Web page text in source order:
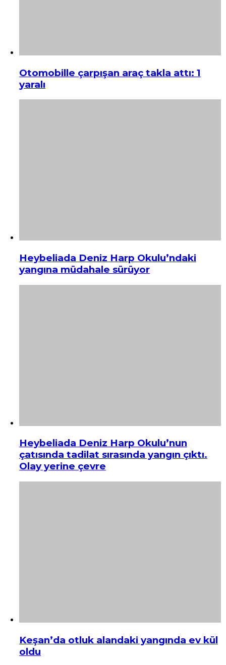
Otomobille çarpışan araç takla attı: 1
yaralı
Heybeliada Deniz Harp Okulu’ndaki
yangına müdahale sürüyor
Heybeliada Deniz Harp Okulu’nun
çatısında tadilat sırasında yangın çıktı.
Olay yerine çevre
Keşan’da otluk alandaki yangında ev kül
oldu